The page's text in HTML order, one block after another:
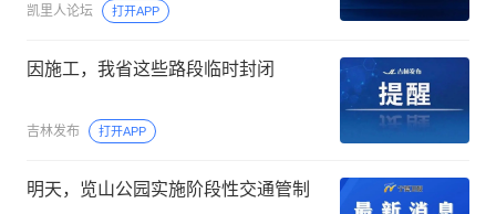
凯里人论坛 打开APP
因施工，我省这些路段临时封闭
吉林发布 打开APP
明天，览山公园实施阶段性交通管制